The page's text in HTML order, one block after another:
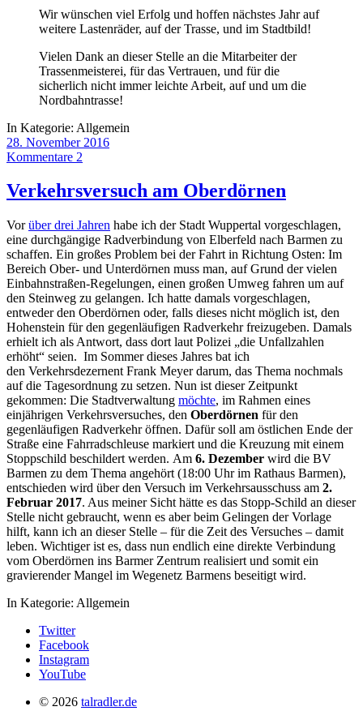
Wir wünschen viel Erfolg und hoffen nächstes Jahr auf
weitere Lastenräder, auf der Trasse, und im Stadtbild!
Vielen Dank an dieser Stelle an die Mitarbeiter der
Trassenmeisterei, für das Vertrauen, und für die
sicherlich nicht immer leichte Arbeit, auf und um die
Nordbahntrasse!
In Kategorie: Allgemein
28. November 2016
Kommentare 2
Verkehrsversuch am Oberdörnen
Vorüber drei Jahren habe ich der Stadt Wuppertal vorgeschlagen,
eine durchgängige Radverbindung von Elberfeld nach Barmen zu
schaffen. Ein großes Problem bei der Fahrt in Richtung Osten: Im
Bereich Ober- und Unterdörnen muss man, auf Grund der vielen
Einbahnstraßen-Regelungen, einen großen Umweg fahren um auf
den Steinweg zu gelangen. Ich hatte damals vorgeschlagen,
entweder den Oberdörnen oder, falls dieses nicht möglich ist, den
Hohenstein für den gegenläufigen Radverkehr freizugeben. Damals
erhielt ich als Antwort, dass dort laut Polizei „die Unfallzahlen
erhöht“ seien. Im Sommer dieses Jahres bat ich
den Verkehrsdezernent Frank Meyer darum, das Thema nochmals
auf die Tagesordnung zu setzen. Nun ist dieser Zeitpunkt
gekommen: Die Stadtverwaltung möchte, im Rahmen eines
einjährigen Verkehrsversuches, den Oberdörnen für den
gegenläufigen Radverkehr öffnen. Dafür soll am östlichen Ende der
Straße eine Fahrradschleuse markiert und die Kreuzung mit einem
Stoppschild beschildert werden. Am 6. Dezember wird die BV
Barmen zu dem Thema angehört (18:00 Uhr im Rathaus Barmen),
entschieden wird über den Versuch im Verkehrsausschuss am 2.
Februar 2017. Aus meiner Sicht hätte es das Stopp-Schild an dieser
Stelle nicht gebraucht, wenn es aber beim Gelingen der Vorlage
hilft, kann ich an dieser Stelle – für die Zeit des Versuches – damit
leben. Wichtiger ist es, dass nun endlich eine direkte Verbindung
vom Oberdörnen ins Barmer Zentrum realisiert und somit ein
gravierender Mangel im Wegenetz Barmens beseitigt wird.
In Kategorie: Allgemein
Twitter
Facebook
Instagram
YouTube
© 2026 talradler.de